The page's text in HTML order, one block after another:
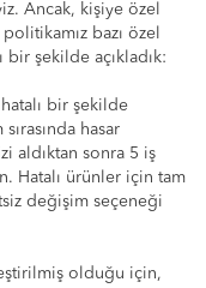
Ancak, kişiye özel
bazı özel
bir şekilde açıkladık:
hatalı bir şekilde
hasar
aldıktan sonra 5 iş
Hatalı ürünler için tam
değişim seçeneği
olduğu için,